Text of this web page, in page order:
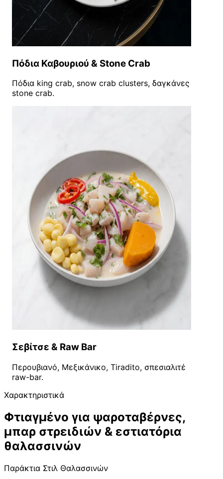
Πόδια Καβουριού & Stone Crab
Πόδια king crab, snow crab clusters, δαγκάνες
stone crab.
Σεβίτσε & Raw Bar
Περουβιανό, Μεξικάνικο, Tiradito, σπεσιαλιτέ
raw-bar.
Χαρακτηριστικά
Φτιαγμένο για ψαροταβέρνες,
μπαρ στρειδιών & εστιατόρια
θαλασσινών
Παράκτια Στιλ Θαλασσινών